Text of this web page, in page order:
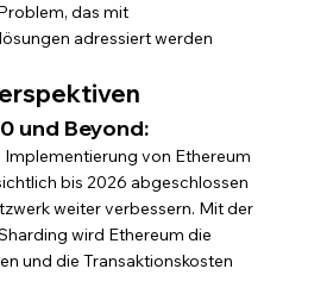
das mit
adressiert werden
und Beyond:
von Ethereum
bis 2026 abgeschlossen
weiter verbessern. Mit der
wird Ethereum die
und die Transaktionskosten